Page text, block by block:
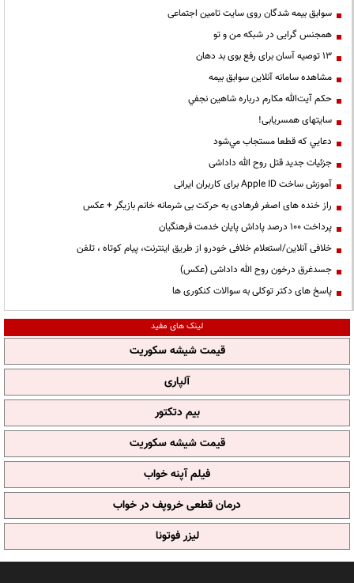
سوابق بیمه شدگان روی سایت تامین اجتماعی
همجنس گرایی در شبکه من و تو
13 توصیه آسان برای رفع بوی بد دهان
مشاهده سامانه آنلاين سوابق بیمه
حكم آيت‌الله مكارم درباره شاهين نجفي
سایتهای همسریابی!
دعايي كه قطعا مستجاب مي‌شود
جزئیات جدید قتل روح الله داداشی
آموزش ساخت Apple ID برای کاربران ایرانی
راز خنده های اصغر فرهادی به حرکت بی شرمانه خانم بازیگر + عکس
پرداخت ۱۰۰ درصد پاداش پایان خدمت فرهنگیان
خلافی آنلاین/استعلام خلافی خودرو از طریق اینترنت، پیام کوتاه ، تلفن
جسدغرق درخون روح الله داداشی (عکس)
پاسخ های دکتر توکلی به سوالات کنکوری ها
لینک های مفید
قیمت شیشه سکوریت
آلپاری
بیم دتکتور
قیمت شیشه سکوریت
فیلم آپنه خواب
درمان قطعی خروپف در خواب
لیزر فوتونا